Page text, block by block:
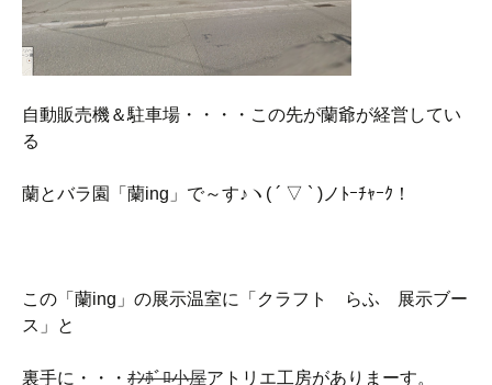
自動販売機＆駐車場・・・・この先が蘭爺が経営してい
る
蘭とバラ園「蘭ing」で～す♪ヽ( ´ ▽ ` )ノﾄｰﾁｬｰｸ！
この「蘭ing」の展示温室に「クラフト らふ 展示ブー
ス」と
裏手に・・・ ｵﾝﾎﾞﾛ小屋アトリエ工房がありまーす。